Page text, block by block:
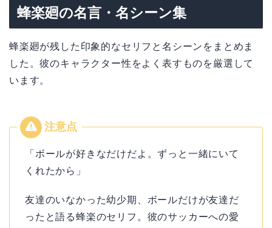
蜂楽廻の名言・名シーン集
蜂楽廻が残した印象的なセリフと名シーンをまとめま
した。彼のキャラクター性をよく表すものを厳選して
います。
「ボールが好きなだけだよ。ずっと一緒にいて
くれたから」
友達のいなかった幼少期、ボールだけが友達だ
ったと語る蜂楽のセリフ。彼のサッカーへの愛